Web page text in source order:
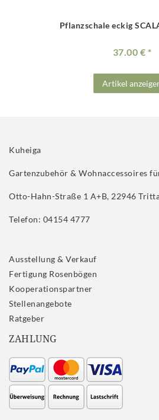
Pflanzschale eckig
37.00 €
Artikel
Kuheiga
Gartenzubehör & Wohnaccessoires
Otto-Hahn-Straße 1 A+B, 22946
Telefon: 04154 4777
Ausstellung & Verkauf
Fertigung Rosenbögen
Kooperationspartner
Stellenangebote
Ratgeber
ZAHLUNG